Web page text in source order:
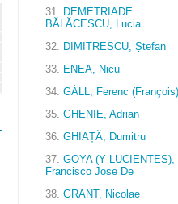
31. DEMETRIADE
BĂLĂCESCU, Lucia
32. DIMITRESCU, Ștefan
33. ENEA, Nicu
34. GÁLL, Ferenc (François)
35. GHENIE, Adrian
36. GHIAȚĂ, Dumitru
37. GOYA (Y LUCIENTES),
Francisco Jose De
38. GRANT, Nicolae